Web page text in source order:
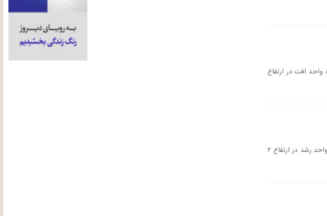
شاخص کل بورس تهران در معاملات امروز (یکشنبه، هشتم مهر) با هشت هزار و ۸۷۶ واحد افت در ارتفاع
شاخص کل بورس تهران در پایان معاملات امروز (دوشنبه، دوم مهر) با ۱۷ هزار و ۶۱۶ واحد رشد در ارتفاع ۲‌